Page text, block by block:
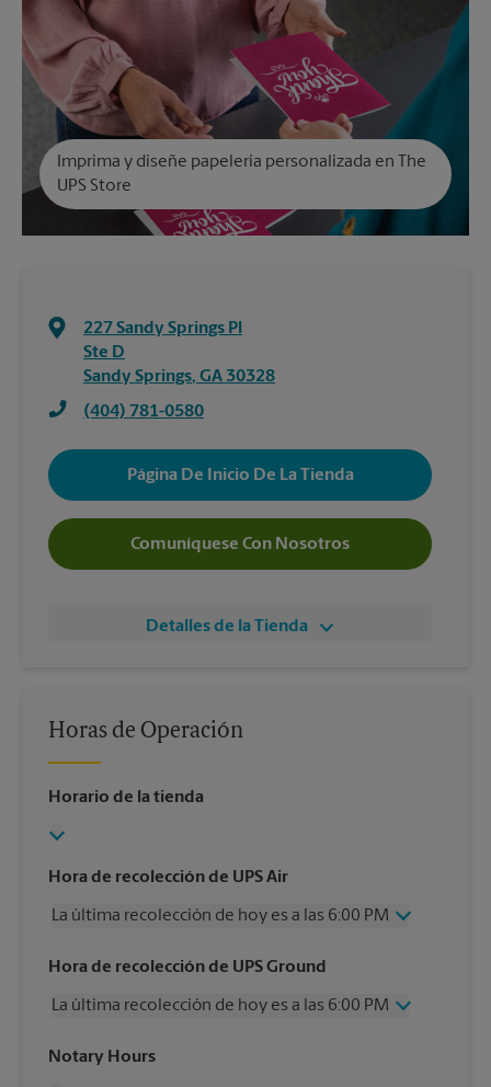
Imprima y diseñe papelería personalizada en The
UPS Store
227 Sandy Springs Pl
Ste D
Sandy Springs, GA 30328
(404) 781-0580
Página De Inicio De La Tienda
Comuníquese Con Nosotros
Detalles de la Tienda
Horas de Operación
Horario de la tienda
Hora de recolección de UPS Air
La última recolección de hoy es a las 6:00 PM
Miércoles
6:00 PM
Viernes
6:00 PM
Domingo
Hora de recolección de UPS Ground
La última recolección de hoy es a las 6:00 PM
Miércoles
Notary Hours